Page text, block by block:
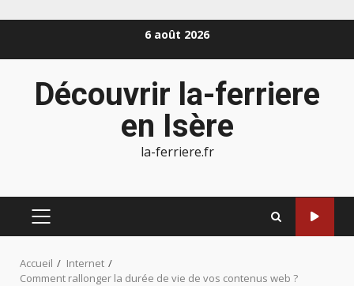
6 août 2026
Découvrir la-ferriere
en Isère
la-ferriere.fr
MENU
Accueil
Internet
Comment rallonger la durée de vie de vos contenus web ?